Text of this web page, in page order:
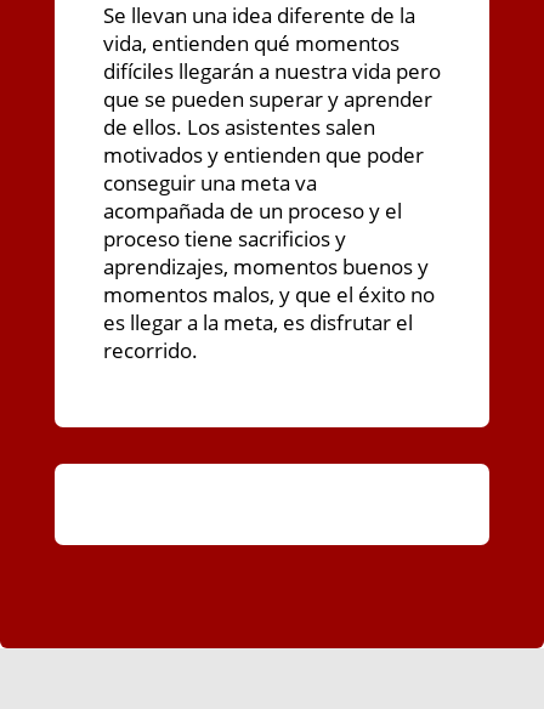
Se llevan una idea diferente de la
vida, entienden qué momentos
difíciles llegarán a nuestra vida pero
que se pueden superar y aprender
de ellos. Los asistentes salen
motivados y entienden que poder
conseguir una meta va
acompañada de un proceso y el
proceso tiene sacrificios y
aprendizajes, momentos buenos y
momentos malos, y que el éxito no
es llegar a la meta, es disfrutar el
recorrido.